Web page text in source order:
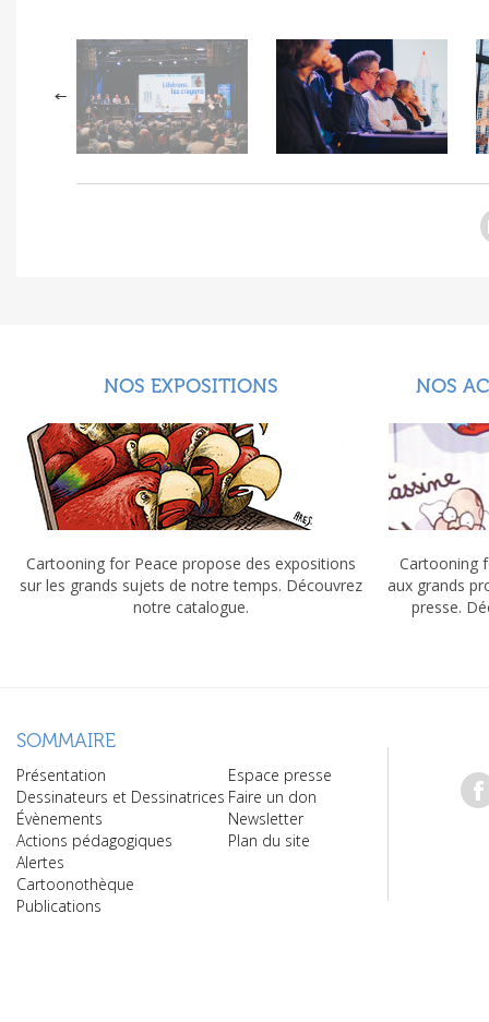
NOS EXPOSITIONS
Cartooning for Peace propose des expositions
sur les grands sujets de notre temps. Découvrez
notre catalogue.
NOS
Cartooning
aux grands
presse.
SOMMAIRE
Présentation
Dessinateurs et Dessinatrices
Évènements
Actions pédagogiques
Alertes
Cartoonothèque
Publications
Espace presse
Faire un don
Newsletter
Plan du site